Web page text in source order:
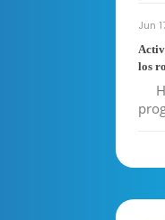
Jun
los